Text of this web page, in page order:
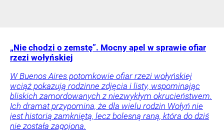
„Nie chodzi o zemstę”. Mocny apel w sprawie ofiar
rzezi wołyńskiej
W Buenos Aires potomkowie ofiar rzezi wołyńskiej
wciąż pokazują rodzinne zdjęcia i listy, wspominając
bliskich zamordowanych z niezwykłym okrucieństwem.
Ich dramat przypomina, że dla wielu rodzin Wołyń nie
jest historią zamkniętą, lecz bolesną raną, która do dziś
nie została zagojona.